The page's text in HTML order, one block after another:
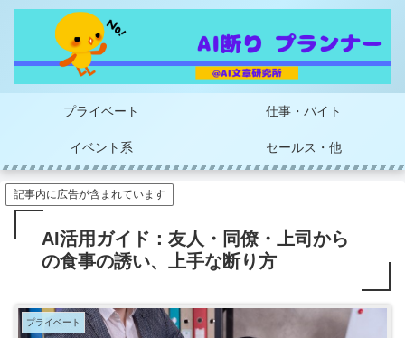
プライベート 仕事・バイト
イベント系 セールス・他
記事内に広告が含まれています
AI活用ガイド：友人・同僚・上司から
の食事の誘い、上手な断り方
プライベート